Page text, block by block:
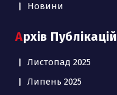
Новини
Архів Публікацій
Листопад 2025
Липень 2025